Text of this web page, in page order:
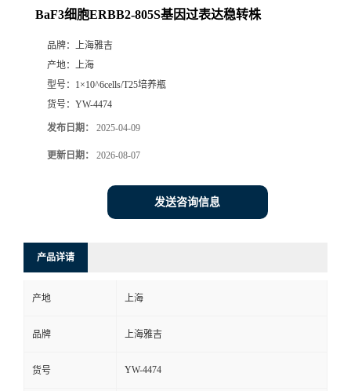
BaF3细胞ERBB2-805S基因过表达稳转株
品牌： 上海雅吉
产地： 上海
型号： 1×10^6cells/T25培养瓶
货号： YW-4474
发布日期： 2025-04-09
更新日期： 2026-08-07
发送咨询信息
产品详请
产地 上海
品牌 上海雅吉
货号 YW-4474